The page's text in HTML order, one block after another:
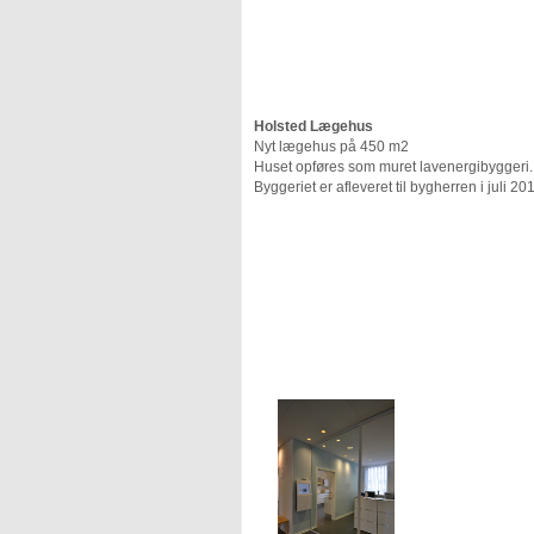
Holsted Lægehus
Nyt lægehus på 450 m2
Huset opføres som muret lavenergibyggeri.
Byggeriet er afleveret til bygherren i juli